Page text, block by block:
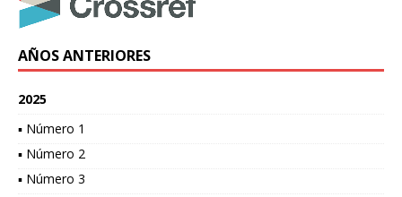
AÑOS ANTERIORES
2025
▪ Número 1
▪ Número 2
▪ Número 3